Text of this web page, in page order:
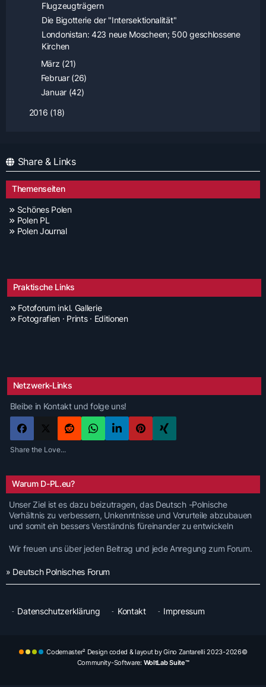
Flugzeugträgern
Die Bigotterie der "Intersektionalität"
Londonistan: 423 neue Moscheen; 500 geschlossene
Kirchen
März (21)
Februar (26)
Januar (42)
2016 (18)
Share & Links
Themenseiten
Schönes Polen
Polen PL
Polen Journal
Praktische Links
Fotoforum inkl. Gallerie
Fotografien · Prints · Editionen
Netzwerk-Links
Bleibe in Kontakt und folge uns!
Share the Love...
Warum D-PL.eu?
Unser Ziel ist es dazu beizutragen, das Deutsch -Polnische
Verhältnis zu verbessern, Unkenntnisse und Vorurteile abzubauen
und somit ein bessers Verständnis füreinander zu entwickeln
Wir freuen uns über jeden Beitrag und jede Anregung zum Forum.
» Deutsch Polnisches Forum
Datenschutzerklärung Kontakt Impressum
Codemaster² Design coded & layout by Gino Zantarelli 2023-2026©
Community-Software: WoltLab Suite™